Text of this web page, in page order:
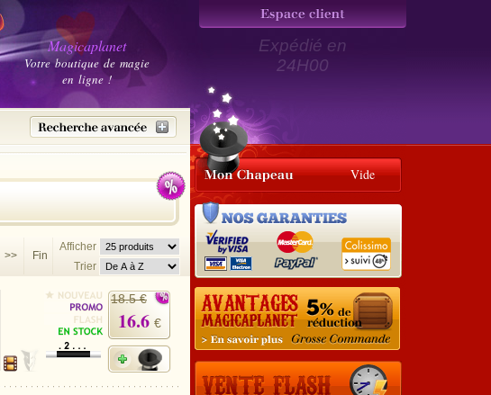
Expédié en
24H00
Magicaplanet
Votre boutique de magie
en ligne !
>> Fin
Afficher
Trier
18.5 €
16.6 €
Vide